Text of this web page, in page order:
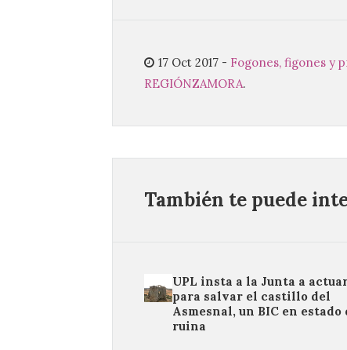
17 Oct 2017 - Fogones, figones y
REGIÓNZAMORA.
También te puede
UPL insta a la Junta a
para salvar el castillo del
Asmesnal, un BIC en estado
ruina